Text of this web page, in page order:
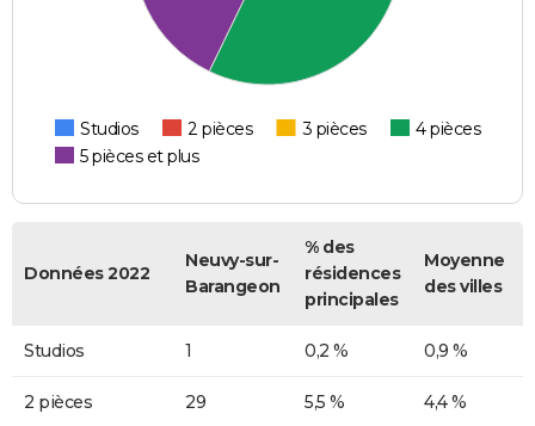
Studios 2 pièces 3 pièces
4 pièces
5 pièces et plus
Données 2022
Neuvy-sur-
Barangeon
% des
résidences
principales
Moyenne
des villes
Studios 1 0,2 % 0,9 %
2 pièces 29 5,5 % 4,4 %